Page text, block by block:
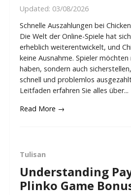
Updated: 03/08/2026
Schnelle Auszahlungen bei
Die Welt der Online-Spiele hat
erheblich weiterentwickelt, und
keine Ausnahme. Spieler
haben, sondern auch
schnell und problemlos
Leitfaden erfahren Sie alles über...
Read More →
Tulisan
Understanding
Plinko Game